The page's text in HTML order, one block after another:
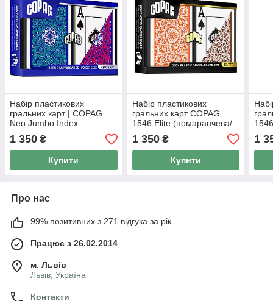
Набір пластикових
гральних карт | COPAG
Neo Jumbo Index
(Red/Green)
1 350 ₴
Купити
Набір пластикових
гральних карт COPAG
1546 Elite (помаранчева/
коричнева сорочка)
1 350₴
Купити
1
Про нас
99% позитивних з 271 відгука за рік
Працює з 26.02.2014
м. Львів
Львів, Україна
Контакти